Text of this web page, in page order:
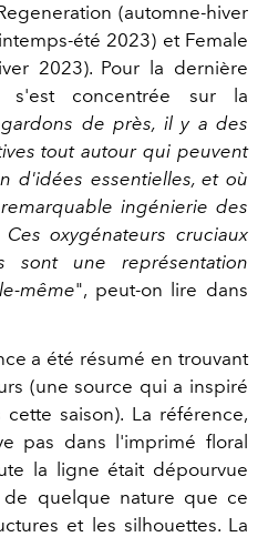
(automne-hiver
été 2023) et Female
2023). Pour la dernière
s'est concentrée sur la
de près, il y a des
tout autour qui peuvent
d'idées essentielles, et où
ingénierie des
oxygénateurs cruciaux
sont une représentation
même", peut-on lire dans
a été résumé en trouvant
(une source qui a inspiré
saison). La référence,
pas dans l'imprimé floral
la ligne était dépourvue
quelque nature que ce
et les silhouettes. La